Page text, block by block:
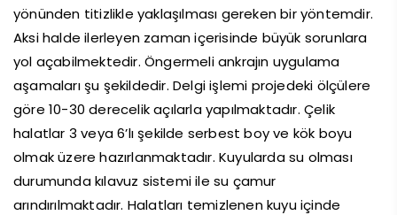
yönünden titizlikle yaklaşılması gereken bir yöntemdir.
Aksi halde ilerleyen zaman içerisinde büyük sorunlara
yol açabilmektedir. Öngermeli ankrajın uygulama
aşamaları şu şekildedir. Delgi işlemi projedeki ölçülere
göre 10-30 derecelik açılarla yapılmaktadır. Çelik
halatlar 3 veya 6’lı şekilde serbest boy ve kök boyu
olmak üzere hazırlanmaktadır. Kuyularda su olması
durumunda kılavuz sistemi ile su çamur
arındırılmaktadır. Halatları temizlenen kuyu içinde